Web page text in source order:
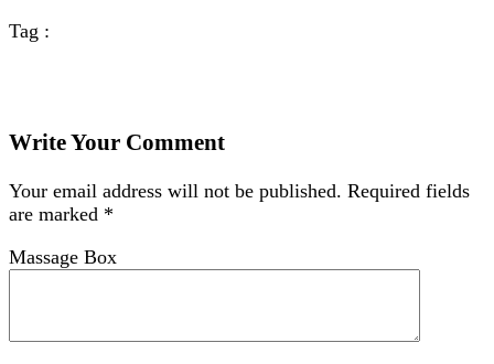
Tag :
Write Your Comment
Your email address will not be published. Required fields
are marked *
Massage Box